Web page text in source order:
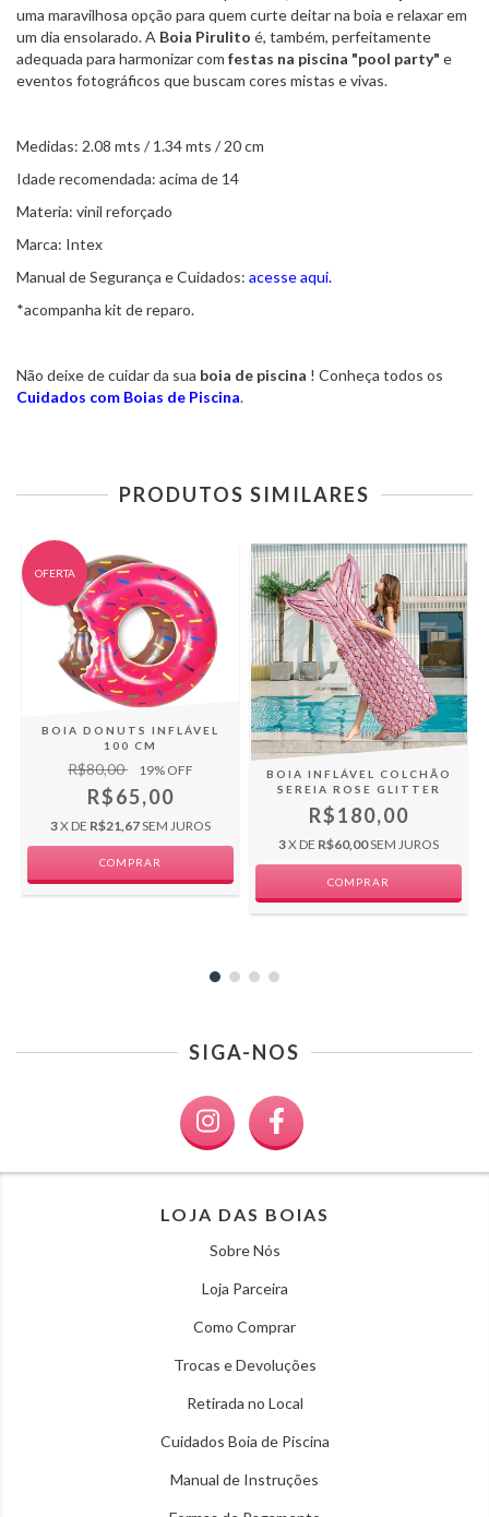
uma maravilhosa opção para quem curte deitar na boia e relaxar em
um dia ensolarado. A Boia Pirulito é, também, perfeitamente
adequada para harmonizar com festas na piscina "pool party" e
eventos fotográficos que buscam cores mistas e vivas.
Medidas: 2.08 mts / 1.34 mts / 20 cm
Idade recomendada: acima de 14
Materia: vinil reforçado
Marca: Intex
Manual de Segurança e Cuidados: acesse aqui.
*acompanha kit de reparo.
Não deixe de cuidar da sua boia de piscina ! Conheça todos os
Cuidados com Boias de Piscina.
PRODUTOS SIMILARES
OFERTA
BOIA DONUTS INFLÁVEL
100 CM
R$80,00 19% OFF
R$65,00
3X DE R$21,67SEM JUROS
COMPRAR
BOIA INFLÁVEL COLCHÃO
SEREIA ROSE GLITTER
R$180,00
3X DE R$60,00SEM JUROS
SIGA-NOS
LOJA DAS BOIAS
Sobre Nós
Loja Parceira
Como Comprar
Trocas e Devoluções
Retirada no Local
Cuidados Boia de Piscina
Manual de Instruções